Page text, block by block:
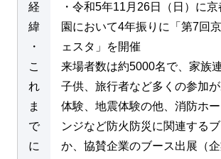
経
緯
・
こ
れ
ま
で
に
・令和5年11月26日（日）に
園において4年振りに「第7回
ェスタ」を開催
来場者数は約5000名で、家族
子供、旅行者など多くの参加
体験、地震体験の他、消防ホ
ンジなど防火防災に関連する
か、協賛企業のブース出展（